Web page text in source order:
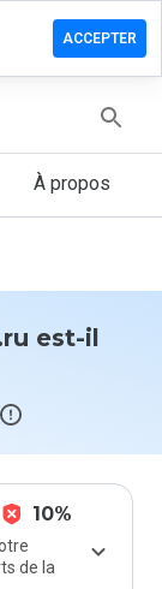
À propos
est-il
10%
de la
ACCEPTER